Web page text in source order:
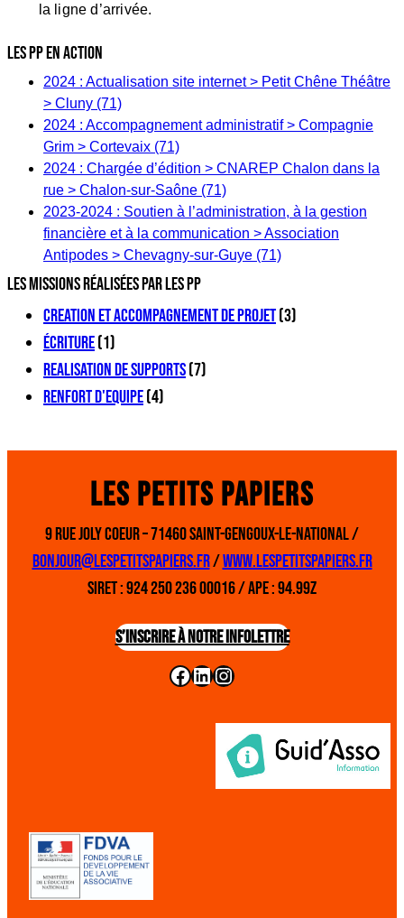
la ligne d’arrivée.
LES PP EN ACTION
2024 : Actualisation site internet > Petit Chêne Théâtre
> Cluny (71)
2024 : Accompagnement administratif > Compagnie
Grim > Cortevaix (71)
2024 : Chargée d’édition > CNAREP Chalon dans la
rue > Chalon-sur-Saône (71)
2023-2024 : Soutien à l’administration, à la gestion
financière et à la communication > Association
Antipodes > Chevagny-sur-Guye (71)
LES missions réalisées par les pp
CREATION ET ACCOMPAGNEMENT DE PROJET(3)
ÉCRITURE(1)
REALISATION DE SUPPORTS(7)
RENFORT D'EQUIPE(4)
Les Petits Papiers
9 rue Joly Coeur – 71460 Saint-Gengoux-le-National /
bonjour@lespetitspapiers.fr/www.lespetitspapiers.fr
SIRET : 924 250 236 00016 / APE : 94.99Z
S’inscrire à notre infolettre
Facebook
LinkedIn
Instagram